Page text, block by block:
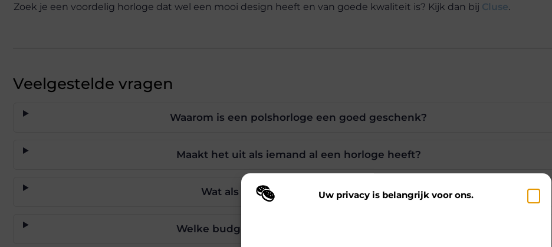
Uw privacy is belangrijk voor ons.
Zoek je een voordelig horloge dat wel een mooi design heeft en van goede kwaliteit is? Kijk dan bij Cluse.
Veelgestelde vragen
Waarom is een polshorloge een goed geschenk?
Maakt het uit als iemand al een horloge heeft?
Wat als ik de persoon niet goed ken?
Welke budgetopties zijn er voor polshorloges?